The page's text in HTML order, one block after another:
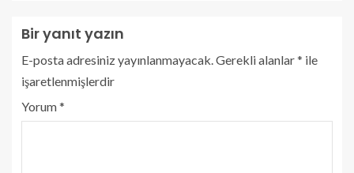
Bir yanıt yazın
E-posta adresiniz yayınlanmayacak. Gerekli alanlar* ile
işaretlenmişlerdir
Yorum*